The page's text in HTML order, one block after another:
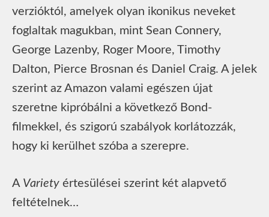
verzióktól, amelyek olyan ikonikus neveket
foglaltak magukban, mint Sean Connery,
George Lazenby, Roger Moore, Timothy
Dalton, Pierce Brosnan és Daniel Craig. A jelek
szerint az Amazon valami egészen újat
szeretne kipróbálni a következő Bond-
filmekkel, és szigorú szabályok korlátozzák,
hogy ki kerülhet szóba a szerepre.
A Variety értesülései szerint két alapvető
feltételnek…